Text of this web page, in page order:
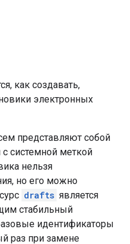
как создавать,
электронных
представляют собой
системной меткой
нельзя
но его можно
drafts является
стабильный
идентификаторы
раз при замене